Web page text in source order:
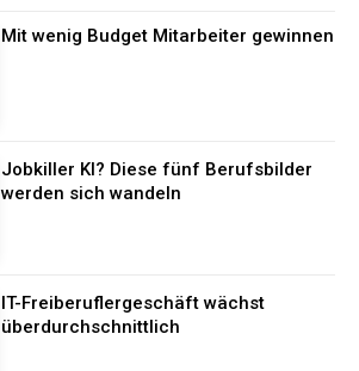
Mit wenig Budget Mitarbeiter gewinnen
Jobkiller KI? Diese fünf Berufsbilder
werden sich wandeln
IT-Freiberuflergeschäft wächst
überdurchschnittlich